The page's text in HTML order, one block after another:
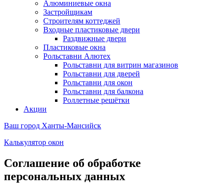
Алюминиевые окна
Застройщикам
Строителям коттеджей
Входные пластиковые двери
Раздвижные двери
Пластиковые окна
Рольставни Алютех
Рольставни для витрин магазинов
Рольставни для дверей
Рольставни для окон
Рольставни для балкона
Роллетные решётки
Акции
Ваш город Ханты-Мансийск
Калькулятор окон
Соглашение об обработке
персональных данных